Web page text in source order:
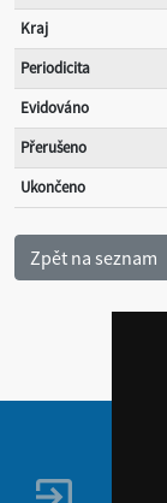
Kraj
Periodicita
Evidováno
Přerušeno
Ukončeno